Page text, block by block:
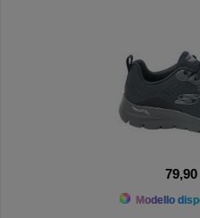
Modello